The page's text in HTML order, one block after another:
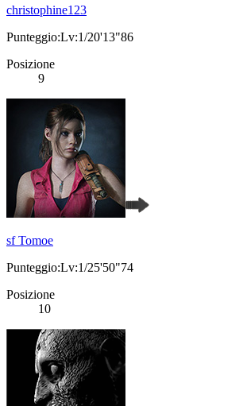
christophine123
Punteggio:Lv:1/20'13"86
Posizione
9
sf Tomoe
Punteggio:Lv:1/25'50"74
Posizione
10